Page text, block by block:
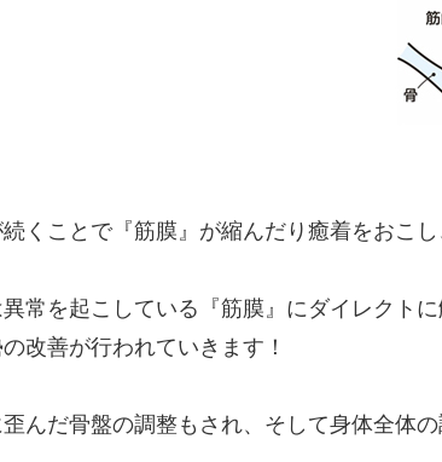
くことで『筋膜』が縮んだり癒着をおこ
常を起こしている『筋膜』にダイレクト
改善が行われていきます！
歪んだ骨盤の調整もされ、そして身体全体